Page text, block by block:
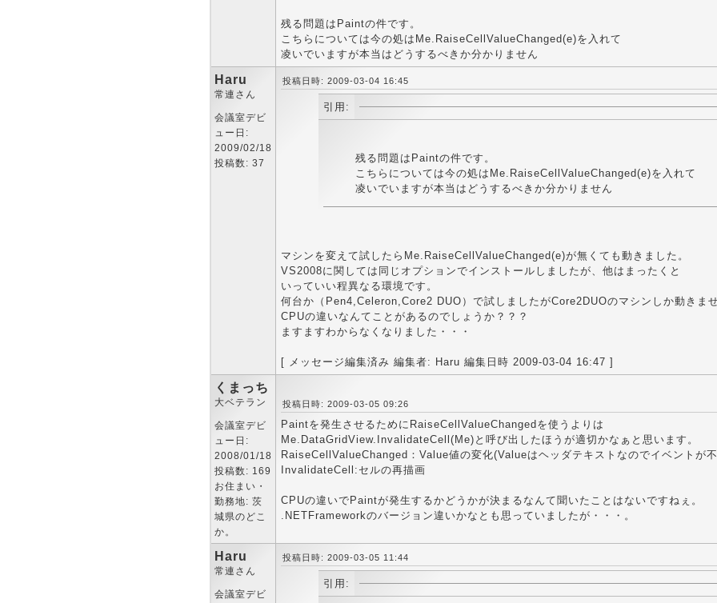
残る問題はPaintの件です。
こちらについては今の処はMe.RaiseCellValueChanged(e)を入れて
凌いでいますが本当はどうするべきか分かりません
Haru
常連さん
会議室デビ
ュー日:
2009/02/18
投稿数: 37
投稿日時: 2009-03-04 16:45
引用:
残る問題はPaintの件です。
こちらについては今の処はMe.RaiseCellValueChanged(e)を入れて
凌いでいますが本当はどうするべきか分かりません
マシンを変えて試したらMe.RaiseCellValueChanged(e)が無くても動きました。
VS2008に関しては同じオプションでインストールしましたが、他はまったくと
いっていい程異なる環境です。
何台か（Pen4,Celeron,Core2 DUO）で試しましたがCore2DUOのマシンしか動きま
CPUの違いなんてことがあるのでしょうか？？？
ますますわからなくなりました・・・
[ メッセージ編集済み 編集者: Haru 編集日時 2009-03-04 16:47 ]
くまっち
大ベテラン
会議室デビ
ュー日:
2008/01/18
投稿数: 169
お住まい・
勤務地: 茨
城県のどこ
か。
投稿日時: 2009-03-05 09:26
Paintを発生させるためにRaiseCellValueChangedを使うよりは
Me.DataGridView.InvalidateCell(Me)と呼び出したほうが適切かなぁと思います。
RaiseCellValueChanged：Value値の変化(Valueはヘッダテキストなのでイベントが
InvalidateCell:セルの再描画
CPUの違いでPaintが発生するかどうかが決まるなんて聞いたことはないですねぇ。
.NETFrameworkのバージョン違いかなとも思っていましたが・・・。
Haru
常連さん
会議室デビ
投稿日時: 2009-03-05 11:44
引用: